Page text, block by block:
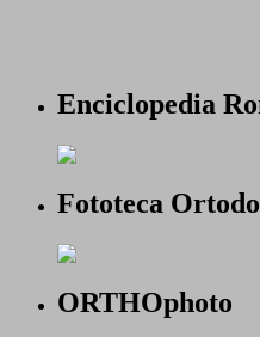
Enciclopedia
Fototeca
ORTHOphoto